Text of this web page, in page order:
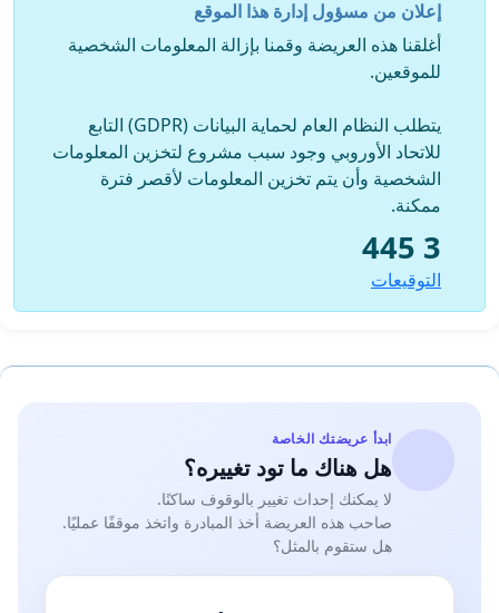
إعلان من مسؤول إدارة هذا الموقع
أغلقنا هذه العريضة وقمنا بإزالة المعلومات الشخصية
للموقعين.
يتطلب النظام العام لحماية البيانات (GDPR) التابع
للاتحاد الأوروبي وجود سبب مشروع لتخزين المعلومات
الشخصية وأن يتم تخزين المعلومات لأقصر فترة
ممكنة.
3 445
التوقيعات
ابدأ عريضتك الخاصة
هل هناك ما تود تغييره؟
لا يمكنك إحداث تغيير بالوقوف ساكنًا.
صاحب هذه العريضة أخذ المبادرة واتخذ موقفًا عمليًا.
هل ستقوم بالمثل؟